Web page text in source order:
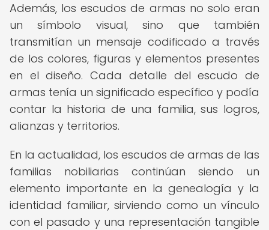
Además, los escudos de armas no solo eran
un símbolo visual, sino que también
transmitían un mensaje codificado a través
de los colores, figuras y elementos presentes
en el diseño. Cada detalle del escudo de
armas tenía un significado específico y podía
contar la historia de una familia, sus logros,
alianzas y territorios.
En la actualidad, los escudos de armas de las
familias nobiliarias continúan siendo un
elemento importante en la genealogía y la
identidad familiar, sirviendo como un vínculo
con el pasado y una representación tangible